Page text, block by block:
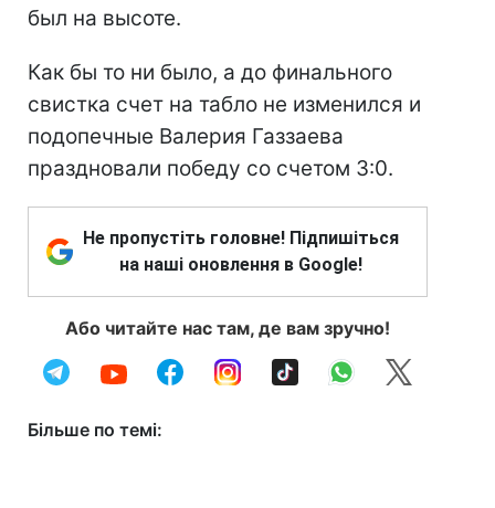
был на высоте.
Как бы то ни было, а до финального
свистка счет на табло не изменился и
подопечные Валерия Газзаева
праздновали победу со счетом 3:0.
Не пропустіть головне! Підпишіться
на наші оновлення в Google!
Або читайте нас там, де вам зручно!
Більше по темі: